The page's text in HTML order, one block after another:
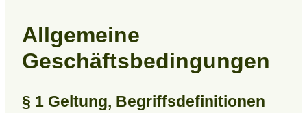
Allgemeine
Geschäftsbedingungen
§ 1 Geltung, Begriffsdefinitionen